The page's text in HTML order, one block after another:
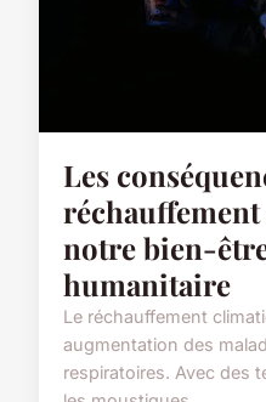
Les
notre bien-
humanitaire
Le réchauffement
augmentation des
respiratoires. Avec des